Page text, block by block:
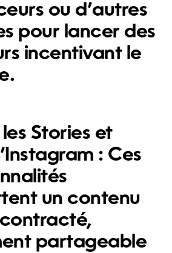
ou d’autres
pour lancer des
incentivant le
Stories et
: Ces
un contenu
partageable